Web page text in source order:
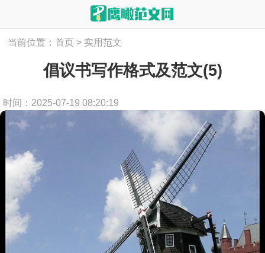
当前位置：首页 > 实用范文
倡议书写作格式及范文(5)
时间：2025-07-19 08:20:19